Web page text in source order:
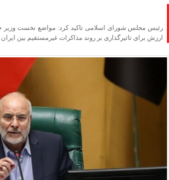
گلایه اطهاری از عدم درک مفاهیم بنیادین توسعه دانش بنیان در ایران/
اینفوگرافیک؛ اعزام ۲۱ هزار زائر اربعین از آذربایجان‌شرقی
دوراهی ماندن و رفتن / چرا حقوق بالاتر دیگر مانع مهاجرت نیست؟
طنین عشق در جغرافیای دل/حیات معنوی و برنامه‌های راهپیمایی
موج گرما در شرق آسیا؛ کاهش تولید کشاورزی و افزایش قیمت انرژی
نتانیاهو: با ترامپ درباره حماس مخالفم
عراقچی: سالی یک‌بار با اربعین نفس تازه می‌کنیم
سردار کرمی: در کمین تروریست‌ها و آماده پاسخ قاطع به دشمن هستیم
استاندار تهران: توزیع اعتبارات استان پروژه‌محور خواهد بود
مسکو: کشورهای عضو ناتو حامیان تروریسم هستند
درخواست ظفرقندی برای بررسی سلامت دهان و دندان دانش آموزان
بازدید فرمانده نیروی زمینی سپاه از مناطق عملیاتی شمالغرب
رئیس مجلس شورای اسلامی تاکید کرد: مواضع نخست وزیر
ارزش برای تاثیرگذاری بر روند مذاکرات غیرمستقیم بین